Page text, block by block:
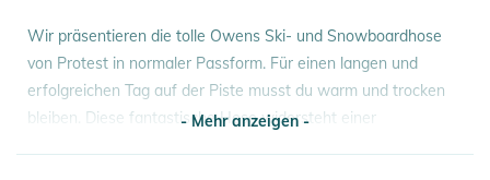
Wir präsentieren die tolle Owens Ski- und Snowboardhose
von Protest in normaler Passform. Für einen langen und
erfolgreichen Tag auf der Piste musst du warm und trocken
bleiben. Diese fantastische Hose widersteht einer
- Mehr anzeigen -